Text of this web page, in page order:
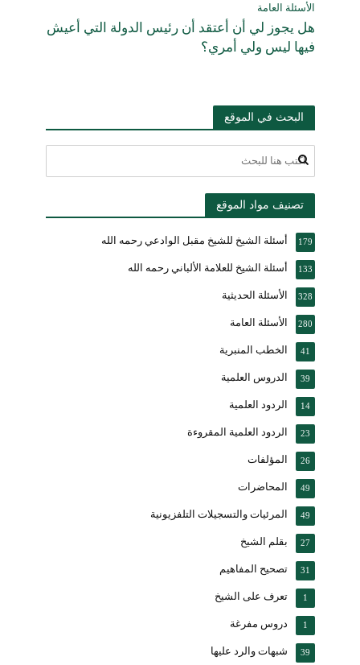
الأسئلة العامة
هل يجوز لي أن أعتقد أن رئيس الدولة التي أعيش
فيها ليس ولي أمري؟
البحث في الموقع
تصنيف مواد الموقع
أسئلة الشيخ للشيخ مقبل الوادعي رحمه الله 179
أسئلة الشيخ للعلامة الألباني رحمه الله 133
الأسئلة الحديثية 328
الأسئلة العامة 280
الخطب المنبرية 41
الدروس العلمية 39
الردود العلمية 14
الردود العلمية المقروءة 23
المؤلفات 26
المحاضرات 49
المرئيات والتسجيلات التلفزيونية 49
بقلم الشيخ 27
تصحيح المفاهيم 31
تعرف على الشيخ 1
دروس مفرغة 1
شبهات والرد عليها 39